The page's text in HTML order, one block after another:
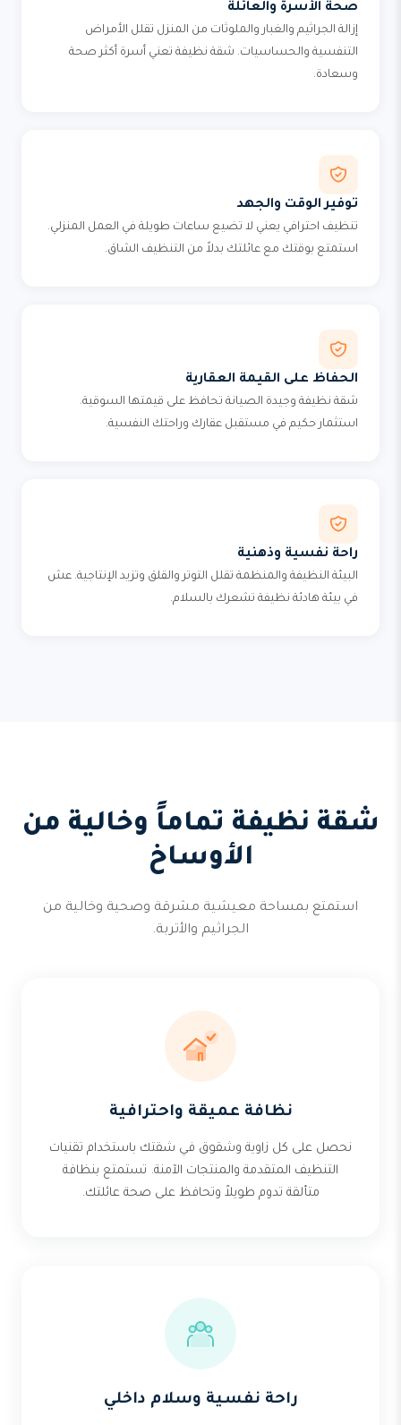
صحة الأسرة والعائلة
إزالة الجراثيم والغبار والملوثات من المنزل تقلل الأمراض
التنفسية والحساسيات. شقة نظيفة تعني أسرة أكثر صحة
وسعادة.
توفير الوقت والجهد
تنظيف احترافي يعني لا تضيع ساعات طويلة في العمل المنزلي.
استمتع بوقتك مع عائلتك بدلاً من التنظيف الشاق.
الحفاظ على القيمة العقارية
شقة نظيفة وجيدة الصيانة تحافظ على قيمتها السوقية.
استثمار حكيم في مستقبل عقارك وراحتك النفسية.
راحة نفسية وذهنية
البيئة النظيفة والمنظمة تقلل التوتر والقلق وتزيد الإنتاجية. عش
في بيئة هادئة نظيفة تشعرك بالسلام.
شقة نظيفة تماماً وخالية من
الأوساخ
استمتع بمساحة معيشية مشرقة وصحية وخالية من
الجراثيم والأتربة.
نظافة عميقة واحترافية
نحصل على كل زاوية وشقوق في شقتك باستخدام تقنيات
التنظيف المتقدمة والمنتجات الآمنة. تستمتع بنظافة
متألقة تدوم طويلاً وتحافظ على صحة عائلتك.
راحة نفسية وسلام داخلي